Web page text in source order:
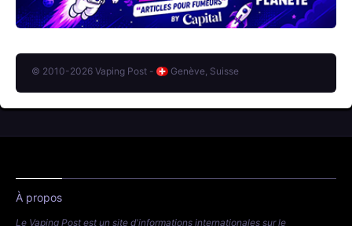
© 2010-2026 Vaping Post - Genève, Suisse
À propos
Le Vaping Post est un site d'informations internationales sur le